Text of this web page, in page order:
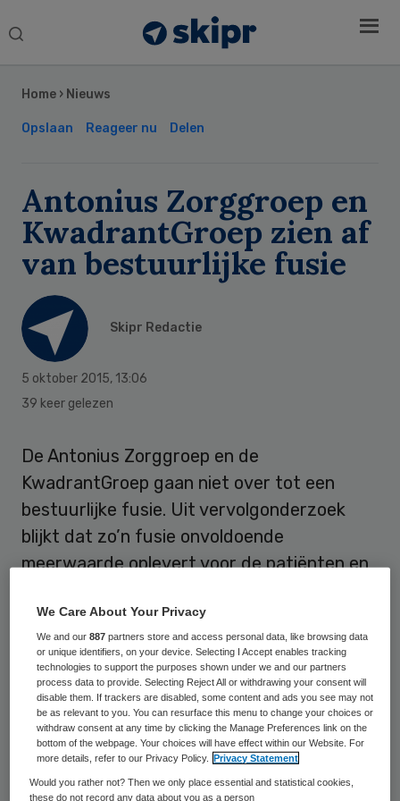
Search
Home › Nieuws
Opslaan Reageer nu Delen
Antonius Zorggroep en
KwadrantGroep zien af
van bestuurlijke fusie
Skipr Redactie
5 oktober 2015, 13:06
39 keer gelezen
De Antonius Zorggroep en de
KwadrantGroep gaan niet over tot een
bestuurlijke fusie. Uit vervolgonderzoek
blijkt dat zo’n fusie onvoldoende
meerwaarde oplevert voor de patiënten en
De KwadrantGroep, de Antonius Zorggroep
en Nij Smellinghe / Pasana zijn in juni 2013
een intentie tot een bestuurlijke fusie
overeengekomen. Door hetfaillissement
van Pasanais de deelname van Pasana in
december 2014 vervallen. Daarna heeft
ziekenhuis Nij Smellinghe zich
Sidebar
We Care About Your Privacy
We and our887 partners store and access personal data, like browsing data
or unique identifiers, on your device. Selecting I Accept enables tracking
technologies to support the purposes shown under we and our partners
process data to provide. Selecting Reject All or withdrawing your consent will
disable them. If trackers are disabled, some content and ads you see may not
be as relevant to you. You can resurface this menu to change your choices or
withdraw consent at any time by clicking the Manage Preferences link on the
bottom of the webpage. Your choices will have effect within our Website. For
more details, refer to our Privacy Policy.
Privacy Statement
Would you rather not? Then we only place essential and statistical cookies,
these do not record any data about you as a person